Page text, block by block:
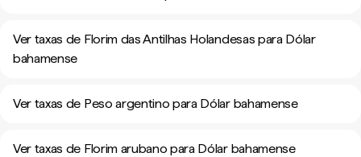
Ver taxas de Florim das Antilhas Holandesas para Dólar
bahamense
Ver taxas de Peso argentino para Dólar bahamense
Ver taxas de Florim arubano para Dólar bahamense